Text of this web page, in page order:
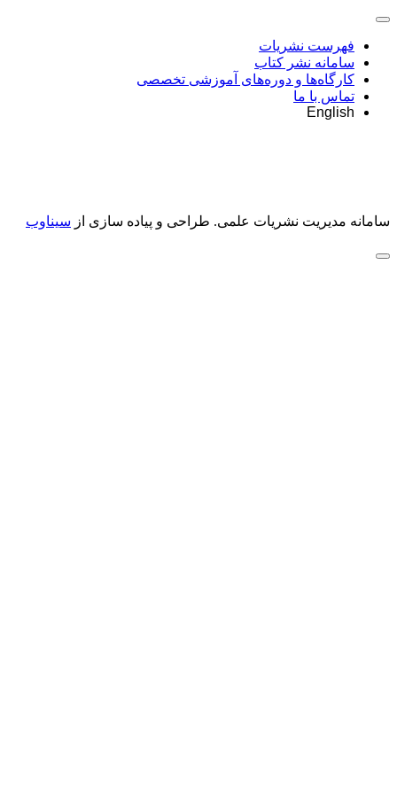
فهرست نشریات
سامانه نشر کتاب
کارگاه‌ها و دوره‌های آموزشی تخصصی
تماس با ما
English
سامانه مدیریت نشریات علمی. طراحی و پیاده سازی از سیناوب